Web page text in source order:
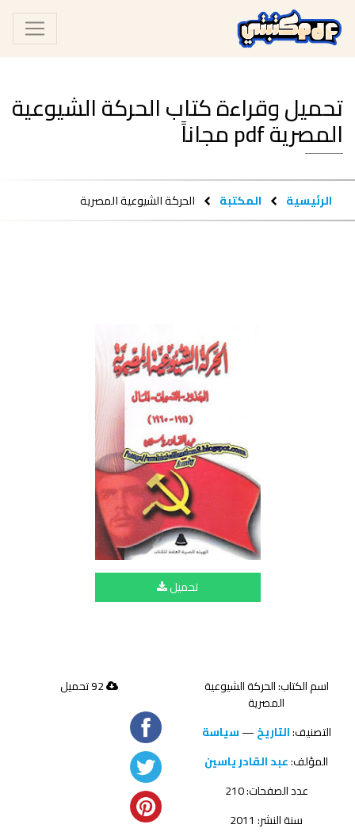
تحميل وقراءة كتاب الحركة الشيوعية
المصرية pdf مجاناً
الرئيسية المكتبة الحركة الشيوعية المصرية
تحميل
اسم الكتاب: الحركة الشيوعية
المصرية
التصنيف:التاريخ—سياسة
المؤلف:عبد القادر ياسين
عدد الصفحات: 210
سنة النشر: 2011
92 تحميل